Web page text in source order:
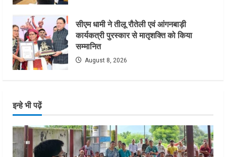
सीएम धामी ने तीलू रौतेली एवं आंगनबाड़ी
कार्यकत्री पुरस्कार से मातृशक्ति को किया
सम्मानित
August 8, 2026
इन्हे भी पढ़ें